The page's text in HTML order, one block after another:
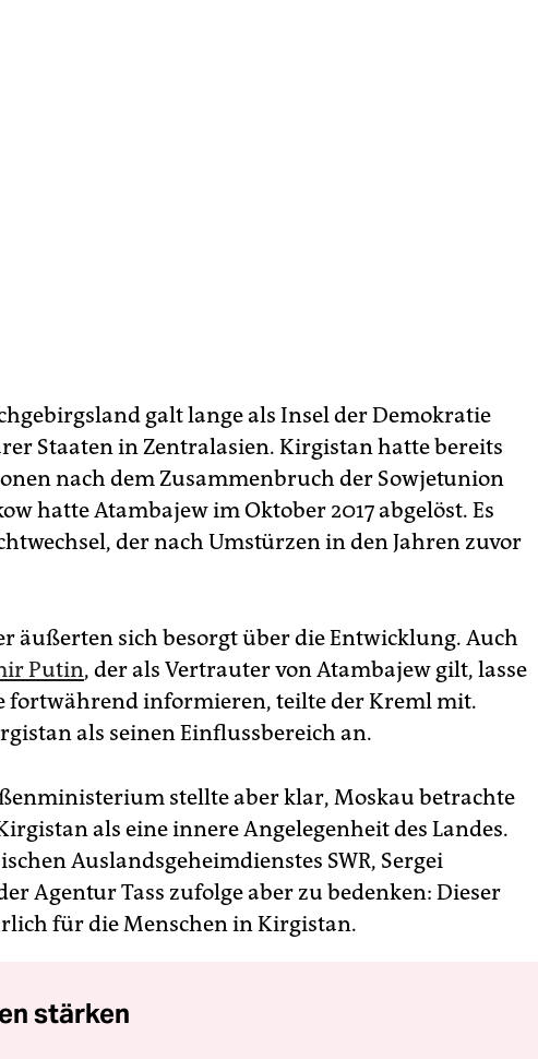
galt lange als Insel der Demokratie
Staaten in Zentralasien. Kirgistan hatte bereits
nach dem Zusammenbruch der Sowjetunion
hatte Atambajew im Oktober 2017 abgelöst. Es
der nach Umstürzen in den Jahren zuvor
äußerten sich besorgt über die Entwicklung. Auch
Putin, der als Vertrauter von Atambajew gilt, lasse
fortwährend informieren, teilte der Kreml mit.
als seinen Einflussbereich an.
stellte aber klar, Moskau betrachte
als eine innere Angelegenheit des Landes.
Auslandsgeheimdienstes SWR, Sergei
Agentur Tass zufolge aber zu bedenken: Dieser
für die Menschen in Kirgistan.
stärken